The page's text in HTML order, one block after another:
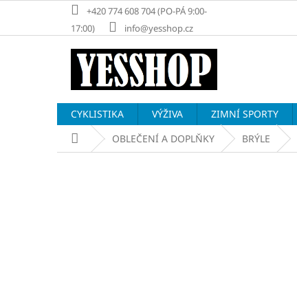
obsah
+420 774 608 704 (PO-PÁ 9:00-
17:00)
info@yesshop.cz
CYKLISTIKA VÝŽIVA ZIMNÍ SPORTY
Domů OBLEČENÍ A DOPLŇKY BRÝLE